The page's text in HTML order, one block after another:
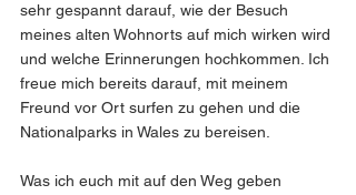
sehr gespannt darauf, wie der Besuch
meines alten Wohnorts auf mich wirken wird
und welche Erinnerungen hochkommen. Ich
freue mich bereits darauf, mit meinem
Freund vor Ort surfen zu gehen und die
Nationalparks in Wales zu bereisen.
Was ich euch mit auf den Weg geben